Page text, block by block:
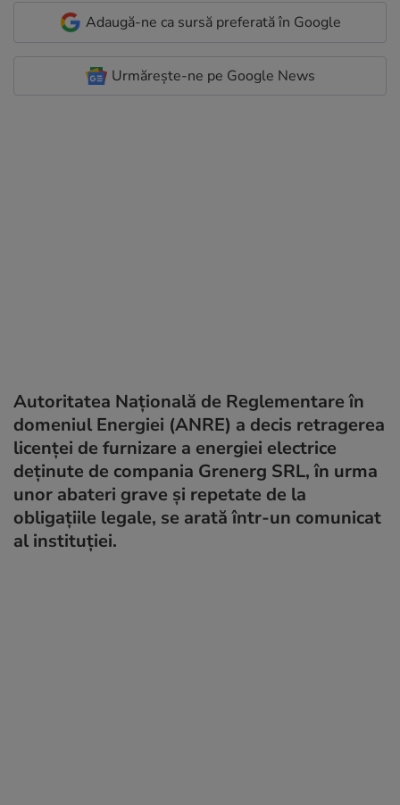
Adaugă-ne ca sursă preferată în Google
Urmărește-ne pe Google News
Autoritatea Naţională de Reglementare în
domeniul Energiei (ANRE) a decis retragerea
licenţei de furnizare a energiei electrice
deţinute de compania Grenerg SRL, în urma
unor abateri grave şi repetate de la
obligaţiile legale, se arată într-un comunicat
al instituției.